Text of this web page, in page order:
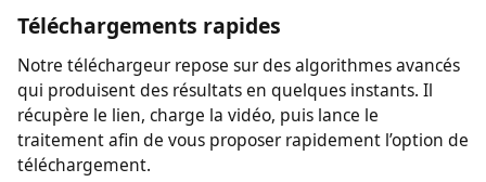
Plus besoin de chercher des outils différents pour
chaque plateforme. Cet utilitaire vous permet de
télécharger des vidéos depuis les plateformes les plus
connues.
Téléchargements rapides